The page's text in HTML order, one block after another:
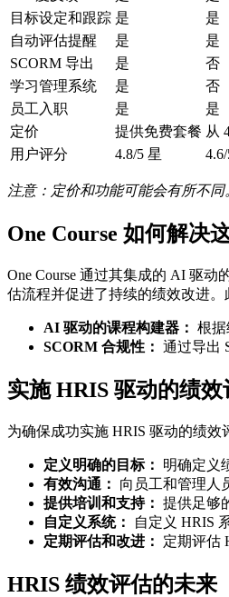
目标设定和跟踪 是 是
自动评估提醒
是 是
SCORM 导出
是 否
学习管理系统
是 否
员工入职
是 是
定价
提供免费套餐 从
用户评分
4.8/5 星
注意：定价和功能可能会有所不
One Course 如何解决
One Course 通过其集成的 AI 驱
估流程并促进了持续的绩效改进
AI 驱动的课程构建器： 根据
SCORM 合规性： 通过导出
实施 HRIS 驱动的绩
为确保成功实施 HRIS 驱动的绩效
定义明确的目标：
明确定义
有效沟通：
向员工和管理人
提供培训和支持： 提供足够
自定义系统：
自定义 HRIS
定期评估和改进：
定期评估
HRIS 绩效评估的未来